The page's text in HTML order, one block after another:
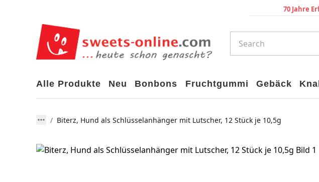
70 Jahre
Alle Produkte Neu Bonbons Fruchtgummi Gebäck
Biterz, Hund als Schlüsselanhänger mit Lutscher, 12 Stück je 10,5g